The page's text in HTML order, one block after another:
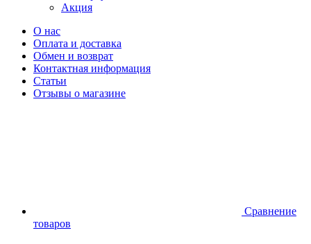
Акция
О нас
Оплата и доставка
Обмен и возврат
Контактная информация
Статьи
Отзывы о магазине
Сравнение
товаров